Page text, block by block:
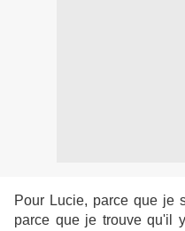
Pour Lucie, parce que je
parce que je trouve qu'il